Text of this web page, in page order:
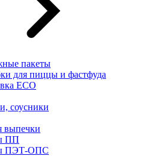
пакеты
для пиццы и фастфуда
ECO
соусники
выпечки
ПП
ПЭТ-ОПС